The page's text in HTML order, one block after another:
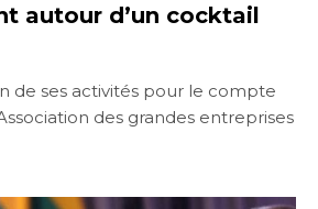
autour d’un cocktail
de ses activités pour le compte
des grandes entreprises